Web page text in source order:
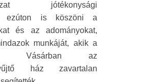
jótékonysági
ezúton is köszöni a
és az adományokat,
munkáját, akik a
Vásárban az
ház zavartalan